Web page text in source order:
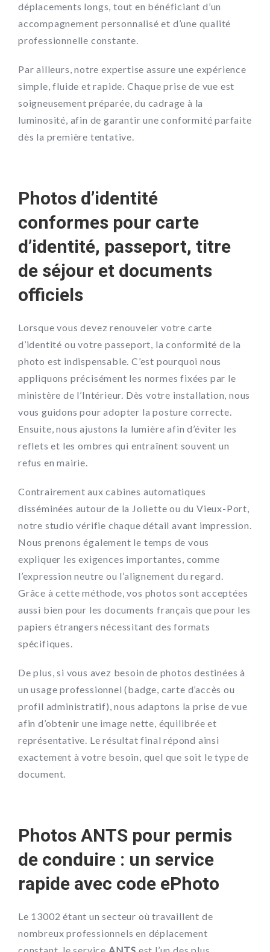
déplacements longs, tout en bénéficiant d’un
accompagnement personnalisé et d’une qualité
professionnelle constante.
Par ailleurs, notre expertise assure une expérience
simple, fluide et rapide. Chaque prise de vue est
soigneusement préparée, du cadrage à la
luminosité, afin de garantir une conformité parfaite
dès la première tentative.
Photos d’identité
conformes pour carte
d’identité, passeport, titre
de séjour et documents
officiels
Lorsque vous devez renouveler votre carte
d’identité ou votre passeport, la conformité de la
photo est indispensable. C’est pourquoi nous
appliquons précisément les normes fixées par le
ministère de l’Intérieur. Dès votre installation, nous
vous guidons pour adopter la posture correcte.
Ensuite, nous ajustons la lumière afin d’éviter les
reflets et les ombres qui entraînent souvent un
refus en mairie.
Contrairement aux cabines automatiques
disséminées autour de la Joliette ou du Vieux-Port,
notre studio vérifie chaque détail avant impression.
Nous prenons également le temps de vous
expliquer les exigences importantes, comme
l’expression neutre ou l’alignement du regard.
Grâce à cette méthode, vos photos sont acceptées
aussi bien pour les documents français que pour les
papiers étrangers nécessitant des formats
spécifiques.
De plus, si vous avez besoin de photos destinées à
un usage professionnel (badge, carte d’accès ou
profil administratif), nous adaptons la prise de vue
afin d’obtenir une image nette, équilibrée et
représentative. Le résultat final répond ainsi
exactement à votre besoin, quel que soit le type de
document.
Photos ANTS pour permis
de conduire : un service
rapide avec code ePhoto
Le 13002 étant un secteur où travaillent de
nombreux professionnels en déplacement